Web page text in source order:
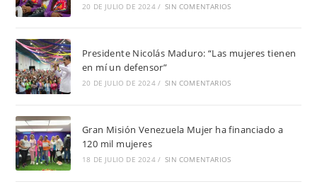
20 DE JULIO DE 2024 / SIN COMENTARIOS
Presidente Nicolás Maduro: “Las mujeres tienen
en mí un defensor”
20 DE JULIO DE 2024 / SIN COMENTARIOS
Gran Misión Venezuela Mujer ha financiado a
120 mil mujeres
18 DE JULIO DE 2024 / SIN COMENTARIOS